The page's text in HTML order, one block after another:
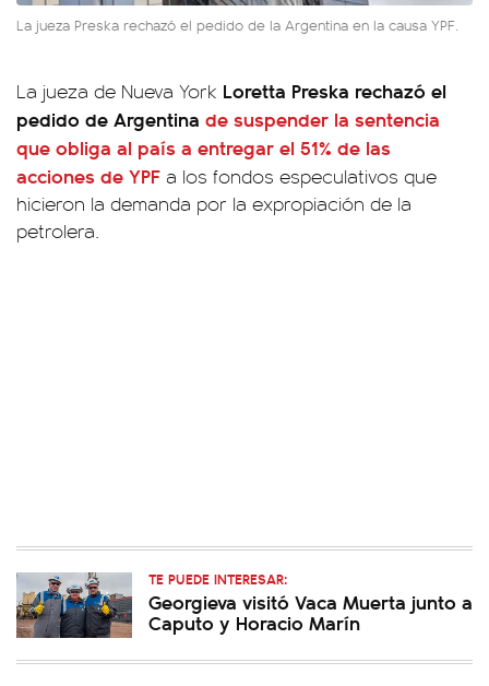
La jueza Preska rechazó el pedido de la Argentina en la causa YPF.
La jueza de Nueva York Loretta Preska rechazó el
pedido de Argentina de suspender la sentencia
que obliga al país a entregar el 51% de las
acciones de YPF a los fondos especulativos que
hicieron la demanda por la expropiación de la
petrolera.
TE PUEDE INTERESAR:
Georgieva visitó Vaca Muerta junto a
Caputo y Horacio Marín